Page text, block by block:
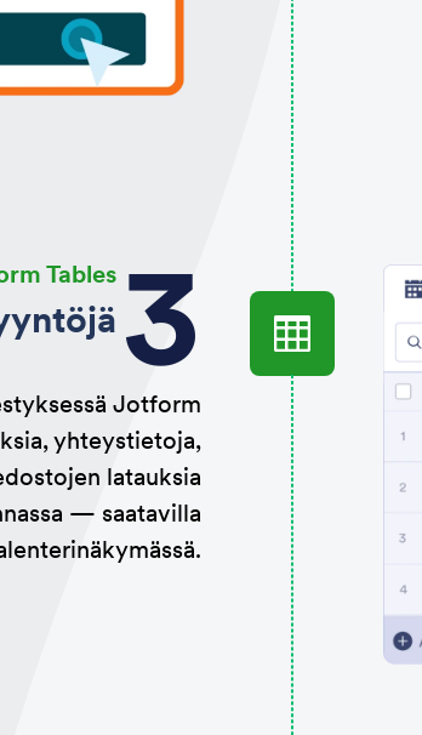
Tables
Jotform
yhteystietoja,
latauksia
— saatavilla